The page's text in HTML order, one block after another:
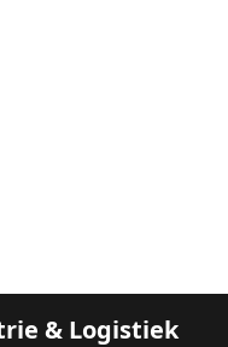
& Logistiek